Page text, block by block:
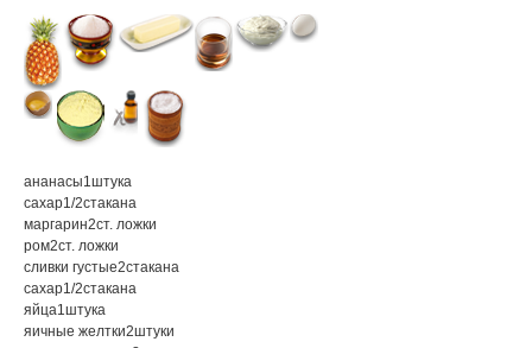
ананасы1штука
сахар1/2стакана
маргарин2ст. ложки
ром2ст. ложки
сливки густые2стакана
сахар1/2стакана
яйца1штука
яичные желтки2штуки